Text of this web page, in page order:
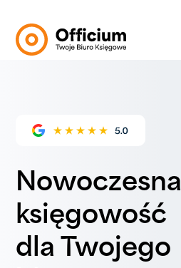
Nowoczesna
księgowość
dla Twojego